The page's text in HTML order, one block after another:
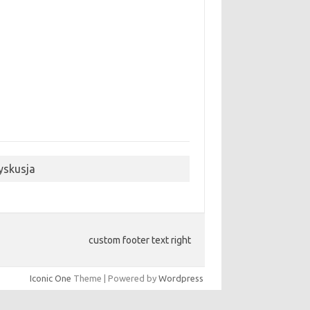
custom footer text right
Iconic One Theme | Powered by Wordpress